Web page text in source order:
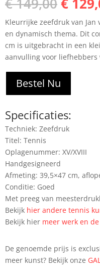
prijs
was:
€
Kleurrijke zeefdruk van
en dynamisch thema. Dit
cm is uitgebracht in een
aanvulling voor
Bestel Nu
Specificaties:
Techniek: Zeefdruk
Titel: Tennis
Oplagenummer: XV/XVIII
Handgesigneerd
Afmeting: 39,5×47 cm,
Conditie: Goed
Met preeg van
Bekijk hier andere tennis
Bekijk hier meer werk en
De genoemde prijs is
meer kunst? Bekijk onze